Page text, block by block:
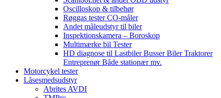
Oscilloskop & tilbehør
Røggas tester CO-måler
Andet måleudstyr til biler
Inspektionskamera – Boroskop
Multimærke bil Tester
HD diagnose til Lastbiler Busser Biler Traktorer
Entreprenør Både stationær mv.
Motorcykel tester
Låsesmedsudstyr
Abrites AVDI